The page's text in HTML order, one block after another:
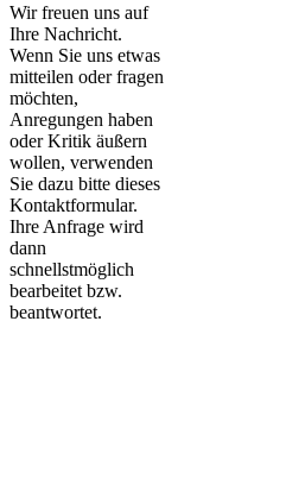
Wir freuen uns auf
Ihre Nachricht.
Wenn Sie uns etwas
mitteilen oder fragen
möchten,
Anregungen haben
oder Kritik äußern
wollen, verwenden
Sie dazu bitte dieses
Kontaktformular.
Ihre Anfrage wird
dann
schnellstmöglich
bearbeitet bzw.
beantwortet.